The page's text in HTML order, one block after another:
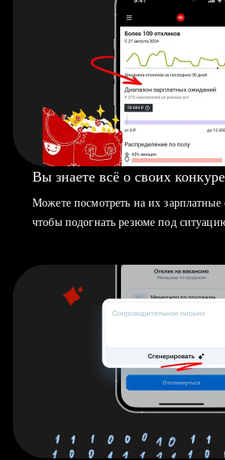
Вы знаете всё о своих
Можете посмотреть на их
чтобы подогнать резюме под